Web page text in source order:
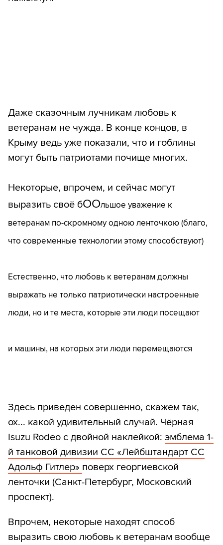
Даже сказочным лучникам любовь к
ветеранам не чужда. В конце концов, в
Крыму ведь уже показали, что и гоблины
могут быть патриотами почище многих.
Некоторые, впрочем, и сейчас могут
выразить своё бООльшое уважение к
ветеранам по-скромному одною ленточкою (благо,
что современные технологии этому способствуют)
Естественно, что любовь к ветеранам должны
выражать не только патриотически настроенные
люди, но и те места, которые эти люди посещают
и машины, на которых эти люди перемещаются
Здесь приведен совершенно, скажем так,
ох... какой удивительный случай. Чёрная
Isuzu Rodeo с двойной наклейкой: эмблема 1-
й танковой дивизии СС «Лейбштандарт СС
Адольф Гитлер» поверх георгиевской
ленточки (Санкт-Петербург, Московский
проспект).
Впрочем, некоторые находят способ
выразить свою любовь к ветеранам вообще